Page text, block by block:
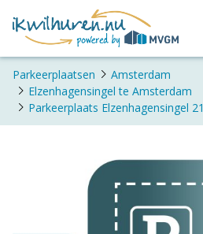
Parkeerplaatsen
Amsterdam
Elzenhagensingel te Amsterdam
Parkeerplaats Elzenhagensingel 21